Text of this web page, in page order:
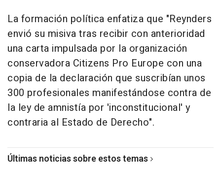
La formación política enfatiza que "Reynders
envió su misiva tras recibir con anterioridad
una carta impulsada por la organización
conservadora Citizens Pro Europe con una
copia de la declaración que suscribían unos
300 profesionales manifestándose contra de
la ley de amnistía por 'inconstitucional' y
contraria al Estado de Derecho".
Últimas noticias sobre estos temas